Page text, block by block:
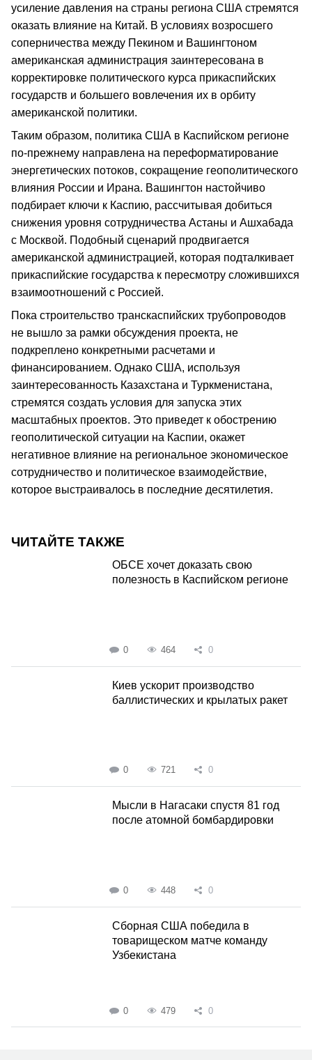
усиление давления на страны региона США стремятся
оказать влияние на Китай. В условиях возросшего
соперничества между Пекином и Вашингтоном
американская администрация заинтересована в
корректировке политического курса прикаспийских
государств и большего вовлечения их в орбиту
американской политики.
Таким образом, политика США в Каспийском регионе
по-прежнему направлена на переформатирование
энергетических потоков, сокращение геополитического
влияния России и Ирана. Вашингтон настойчиво
подбирает ключи к Каспию, рассчитывая добиться
снижения уровня сотрудничества Астаны и Ашхабада
с Москвой. Подобный сценарий продвигается
американской администрацией, которая подталкивает
прикаспийские государства к пересмотру сложившихся
взаимоотношений с Россией.
Пока строительство транскаспийских трубопроводов
не вышло за рамки обсуждения проекта, не
подкреплено конкретными расчетами и
финансированием. Однако США, используя
заинтересованность Казахстана и Туркменистана,
стремятся создать условия для запуска этих
масштабных проектов. Это приведет к обострению
геополитической ситуации на Каспии, окажет
негативное влияние на региональное экономическое
сотрудничество и политическое взаимодействие,
которое выстраивалось в последние десятилетия.
ЧИТАЙТЕ ТАКЖЕ
ОБСЕ хочет доказать свою
полезность в Каспийском регионе
0 464 0
Киев ускорит производство
баллистических и крылатых ракет
0 721 0
Мысли в Нагасаки спустя 81 год
после атомной бомбардировки
0 448 0
Сборная США победила в
товарищеском матче команду
Узбекистана
0 479 0